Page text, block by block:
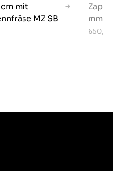
cm mit
MZ SB
mm /
650,00